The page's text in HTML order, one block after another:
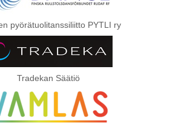
pyörätuolitanssiliitto PYTLI ry
Tradekan Säätiö